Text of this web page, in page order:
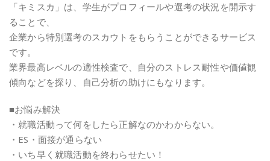
「キミスカ」は、学生がプロフィールや選考の状況を開示す
ることで、
企業から特別選考のスカウトをもらうことができるサービス
です。
業界最高レベルの適性検査で、自分のストレス耐性や価値観
傾向などを探り、自己分析の助けにもなります。
■お悩み解決
・就職活動って何をしたら正解なのかわからない。
・ES・面接が通らない
・いち早く就職活動を終わらせたい！